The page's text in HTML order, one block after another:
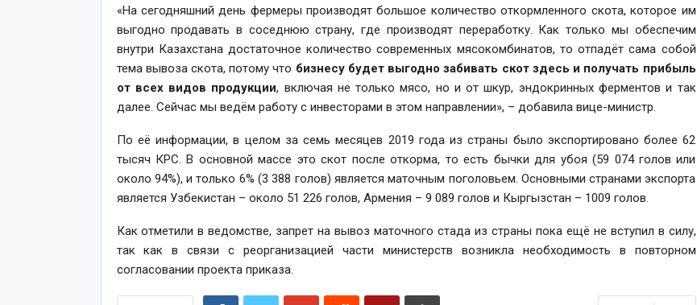
«На сегодняшний день фермеры производят большое количество откормленного скота, которое им
выгодно продавать в соседнюю страну, где производят переработку. Как только мы обеспечим
внутри Казахстана достаточное количество современных мясокомбинатов, то отпадёт сама собой
тема вывоза скота, потому что бизнесу будет выгодно забивать скот здесь и получать прибыль
от всех видов продукции, включая не только мясо, но и от шкур, эндокринных ферментов и так
далее. Сейчас мы ведём работу с инвесторами в этом направлении», – добавила вице-министр.
По её информации, в целом за семь месяцев 2019 года из страны было экспортировано более 62
тысяч КРС. В основной массе это скот после откорма, то есть бычки для убоя (59 074 голов или
около 94%), и только 6% (3 388 голов) является маточным поголовьем. Основными странами экспорта
является Узбекистан – около 51 226 голов, Армения – 9 089 голов и Кыргызстан – 1009 голов.
Как отметили в ведомстве, запрет на вывоз маточного стада из страны пока ещё не вступил в силу,
так как в связи с реорганизацией части министерств возникла необходимость в повторном
согласовании проекта приказа.